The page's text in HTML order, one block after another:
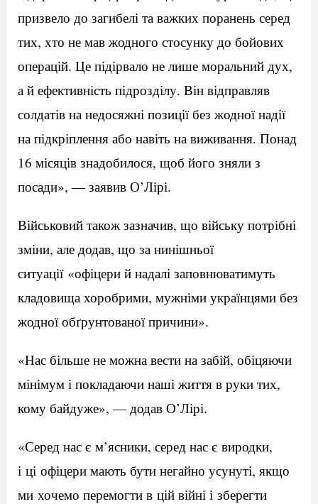
призвело до загибелі та важких поранень серед
тих, хто не мав жодного стосунку до бойових
операцій. Це підірвало не лише моральний дух,
а й ефективність підрозділу. Він відправляв
солдатів на недосяжні позиції без жодної надії
на підкріплення або навіть на виживання. Понад
16 місяців знадобилося, щоб його зняли з
посади», — заявив О’Лірі.
Військовий також зазначив, що війську потрібні
зміни, але додав, що за нинішньої
ситуації «офіцери й надалі заповнюватимуть
кладовища хоробрими, мужніми українцями без
жодної обґрунтованої причини».
«Нас більше не можна вести на забій, обіцяючи
мінімум і покладаючи наші життя в руки тих,
кому байдуже», — додав О’Лірі.
«Серед нас є м’ясники, серед нас є виродки,
і ці офіцери мають бути негайно усунуті, якщо
ми хочемо перемогти в цій війні і зберегти